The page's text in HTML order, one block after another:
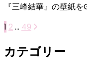
『三峰結華』の壁紙を
投
稿
固
ペ
1 固
ペ
2… 固
ペ
49
カテゴリー